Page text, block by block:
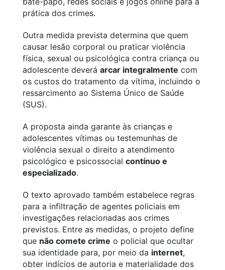
prática dos crimes.
Outra medida prevista determina que quem
causar lesão corporal ou praticar violência
física, sexual ou psicológica contra criança ou
adolescente deverá arcar integralmente com
os custos do tratamento da vítima, incluindo o
ressarcimento ao Sistema Único de Saúde
(SUS).
A proposta ainda garante às crianças e
adolescentes vítimas ou testemunhas de
violência sexual o direito a atendimento
psicológico e psicossocial contínuo e
especializado.
O texto aprovado também estabelece regras
para a infiltração de agentes policiais em
investigações relacionadas aos crimes
previstos. Entre as medidas, o projeto define
que não comete crime o policial que ocultar
sua identidade para, por meio da internet,
obter indícios de autoria e materialidade dos